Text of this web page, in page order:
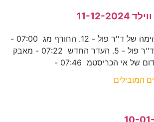
12-2024
06:37 - החווה המדהימה של ד''ר פול - 12. החורף מג 07:00 -
החווה המדהימה של ד''ר פול - 5. העדר החדש 07:22 - מאבק
המובילים